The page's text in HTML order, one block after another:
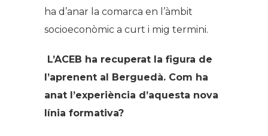
ha d’anar la comarca en l’àmbit
socioeconòmic a curt i mig termini.
L’ACEB ha recuperat la figura de
l’aprenent al Berguedà. Com ha
anat l’experiència d’aquesta nova
línia formativa?